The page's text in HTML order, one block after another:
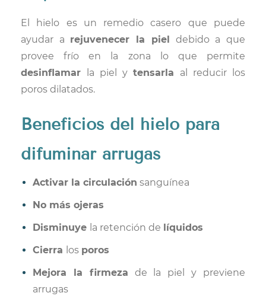
El hielo es un remedio casero que puede
ayudar a rejuvenecer la piel debido a que
provee frío en la zona lo que permite
desinflamar
la piel y tensarla al reducir los
poros dilatados.
Beneficios del hielo para
difuminar arrugas
Activar la circulación sanguínea
No más ojeras
Disminuye la retención de líquidos
Cierra los poros
Mejora la firmeza de la piel y previene
arrugas